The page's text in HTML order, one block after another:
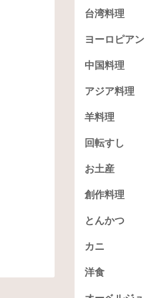
台湾料理
ヨーロピアン
中国料理
アジア料理
羊料理
回転すし
お土産
創作料理
とんかつ
カニ
洋食